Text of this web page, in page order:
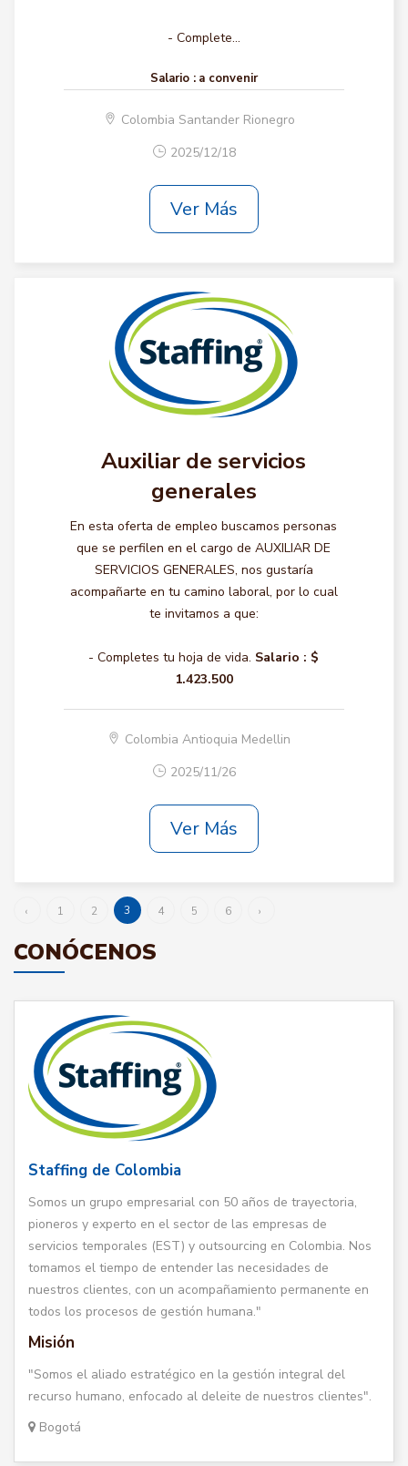
- Complete...
Salario : a convenir
Colombia Santander Rionegro
2025/12/18
Ver Más
Auxiliar de servicios
generales
En esta oferta de empleo buscamos personas
que se perfilen en el cargo de AUXILIAR DE
SERVICIOS GENERALES, nos gustaría
acompañarte en tu camino laboral, por lo cual
te invitamos a que:
- Completes tu hoja de vida. Salario : $
1.423.500
Colombia Antioquia Medellin
2025/11/26
Ver Más
‹ 1 2 3 4 5 6 ›
CONÓCENOS
Staffing de Colombia
Somos un grupo empresarial con 50 años de trayectoria,
pioneros y experto en el sector de las empresas de
servicios temporales (EST) y outsourcing en Colombia. Nos
tomamos el tiempo de entender las necesidades de
nuestros clientes, con un acompañamiento permanente en
todos los procesos de gestión humana."
Misión
"Somos el aliado estratégico en la gestión integral del
recurso humano, enfocado al deleite de nuestros clientes".
Bogotá